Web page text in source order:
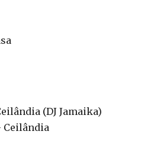
(DJ Jamaika)
Ceilândia